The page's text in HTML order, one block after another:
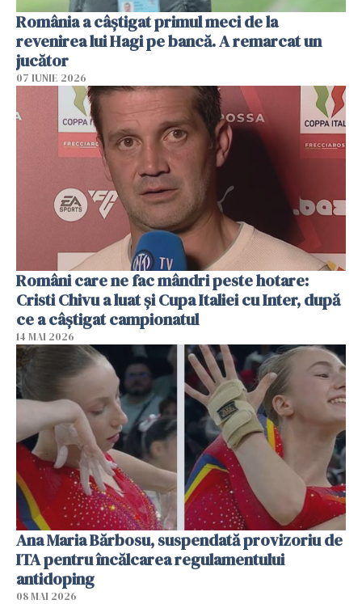
România a câștigat primul meci de la
revenirea lui Hagi pe bancă. A remarcat un
jucător
07 IUNIE 2026
Români care ne fac mândri peste hotare:
Cristi Chivu a luat și Cupa Italiei cu Inter, după
ce a câștigat campionatul
14 MAI 2026
Ana Maria Bărbosu, suspendată provizoriu de
ITA pentru încălcarea regulamentului
antidoping
08 MAI 2026